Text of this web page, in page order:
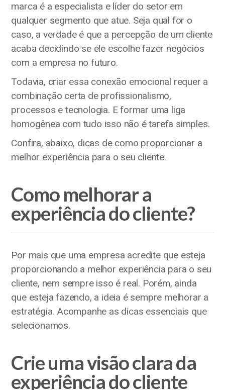
marca é a especialista e líder do setor em
qualquer segmento que atue. Seja qual for o
caso, a verdade é que a percepção de um cliente
acaba decidindo se ele escolhe fazer negócios
com a empresa no futuro.
Todavia, criar essa conexão emocional requer a
combinação certa de profissionalismo,
processos e tecnologia. E formar uma liga
homogênea com tudo isso não é tarefa simples.
Confira, abaixo, dicas de como proporcionar a
melhor experiência para o seu cliente.
Como melhorar a
experiência do cliente?
Por mais que uma empresa acredite que esteja
proporcionando a melhor experiência para o seu
cliente, nem sempre isso é real. Porém, ainda
que esteja fazendo, a ideia é sempre melhorar a
estratégia. Acompanhe as dicas essenciais que
selecionamos.
Crie uma visão clara da
experiência do cliente